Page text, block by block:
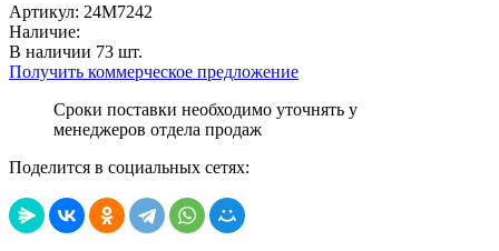
Артикул: 24M7242
Наличие:
В наличии 73 шт.
Получить коммерческое предложение
Сроки поставки необходимо уточнять у
менеджеров отдела продаж
Поделится в социальных сетях: